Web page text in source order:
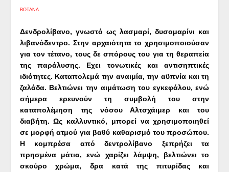
ΒΟΤΑΝΑ
Δενδρολίβανο, γνωστό ως λασμαρί, δυσομαρίνι και
λιβανόδεντρο. Στην αρχαιότητα το χρησιμοποιούσαν
για τον τέτανο, τους δε σπόρους του για τη θεραπεία
της παράλυσης. Εχει τονωτικές και αντισηπτικές
ιδιότητες. Καταπολεμά την αναιμία, την αϋπνία και τη
ζαλάδα. Βελτιώνει την αιμάτωση του εγκεφάλου, ενώ
σήμερα ερευνούν τη συμβολή του στην
καταπολέμηση της νόσου Αλτσχάιμερ και του
διαβήτη. Ως καλλυντικό, μπορεί να χρησιμοποιηθεί
σε μορφή ατμού για βαθύ καθαρισμό του προσώπου.
Η κομπρέσα από δεντρολίβανο ξεπρήζει τα
πρησμένα μάτια, ενώ χαρίζει λάμψη, βελτιώνει το
σκούρο χρώμα, δρα κατά της πιτυρίδας και